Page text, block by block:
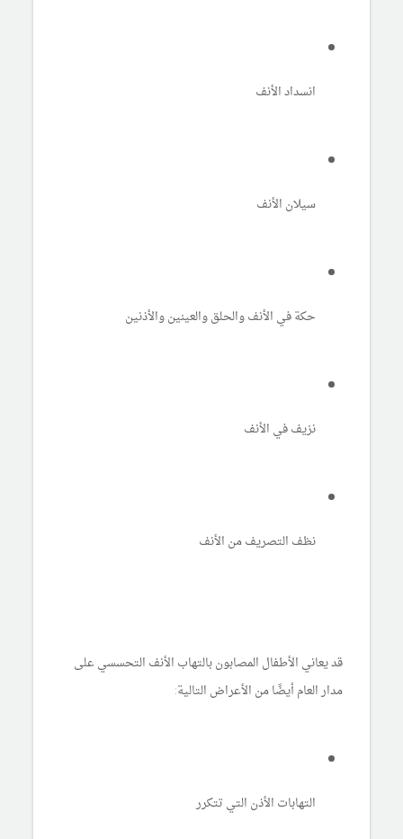
انسداد الأنف
سيلان الأنف
حكة في الأنف والحلق والعينين والأذنين
نزيف في الأنف
نظف التصريف من الأنف
قد يعاني الأطفال المصابون بالتهاب الأنف التحسسي على
مدار العام أيضًا من الأعراض التالية:
التهابات الأذن التي تتكرر